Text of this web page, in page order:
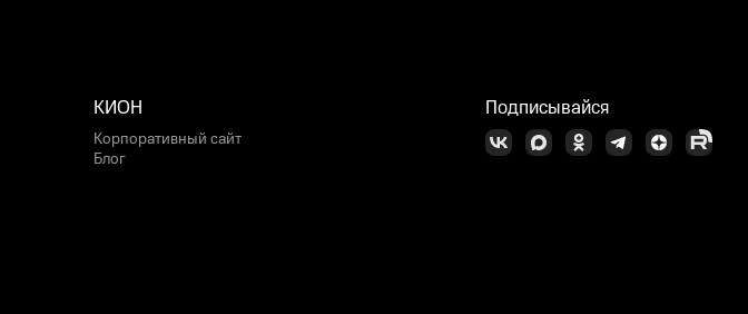
КИОН
Корпоративный сайт
Блог
Подписывайся